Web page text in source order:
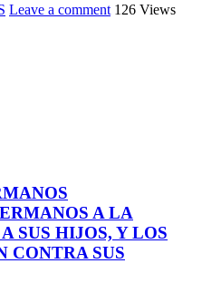
Leave a comment 126 Views
A LA
SUS HIJOS, Y LOS
CONTRA SUS